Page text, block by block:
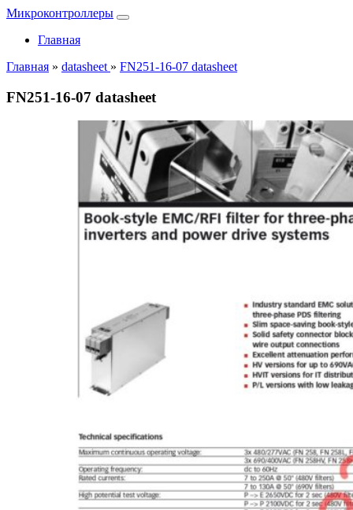
Микроконтроллеры
Главная
Главная » datasheet » FN251-16-07 datasheet
FN251-16-07 datasheet